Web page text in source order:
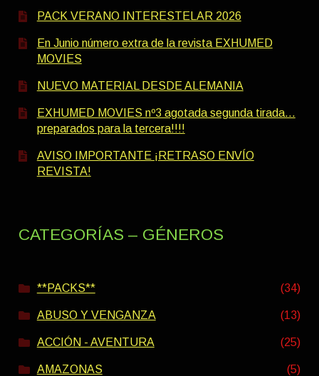
PACK VERANO INTERESTELAR 2026
En Junio número extra de la revista EXHUMED
MOVIES
NUEVO MATERIAL DESDE ALEMANIA
EXHUMED MOVIES nº3 agotada segunda tirada…
preparados para la tercera!!!!
AVISO IMPORTANTE ¡RETRASO ENVÍO
REVISTA!
CATEGORÍAS – GÉNEROS
**PACKS** (34)
ABUSO Y VENGANZA (13)
ACCIÓN - AVENTURA (25)
AMAZONAS (5)